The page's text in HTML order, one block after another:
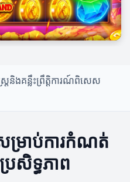
រនិងគន្លឹះព្រឹត្តិការណ៍ពិសេស
ម្រាប់ការកំណត់
សិទ្ធភាព